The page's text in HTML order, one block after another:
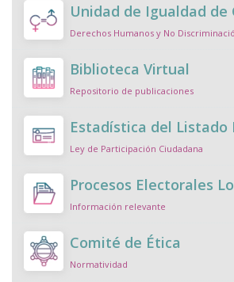
Unidad de Igualdad de
Derechos Humanos y No
Biblioteca Virtual
Repositorio de publicaciones
Estadística del Listado
Ley de Participación Ciudadana
Procesos Electorales
Información relevante
Comité de Ética
Normatividad